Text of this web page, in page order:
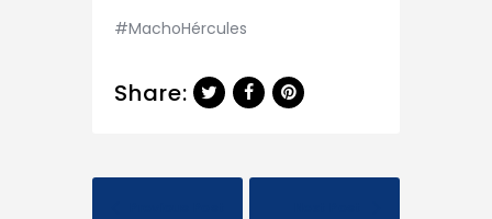
#MachoHércules
Share: